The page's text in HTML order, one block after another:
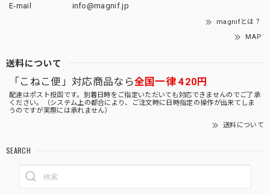
E-mail
info@magnif.jp
magnifとは？
MAP
送料について
「こねこ便」対応商品なら全国一律 420円
配達はポスト投函です。到着日時をご指定いただいても対応できませんのでご了承
ください。（システム上の都合により、ご注文時に日時指定の操作が出来てしま
うのですが実際には承れません）
送料について
SEARCH